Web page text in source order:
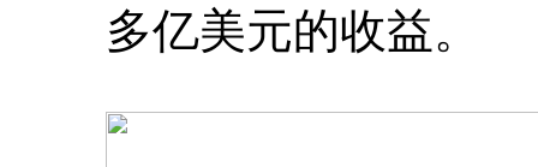
多亿美元的收益。